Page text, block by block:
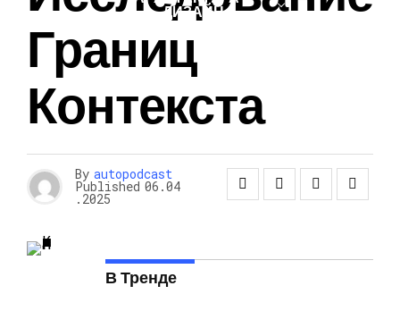
ДИЗАЙН
Границ
Контекста
By autopodcast
Published 06.04
.2025
В Тренде